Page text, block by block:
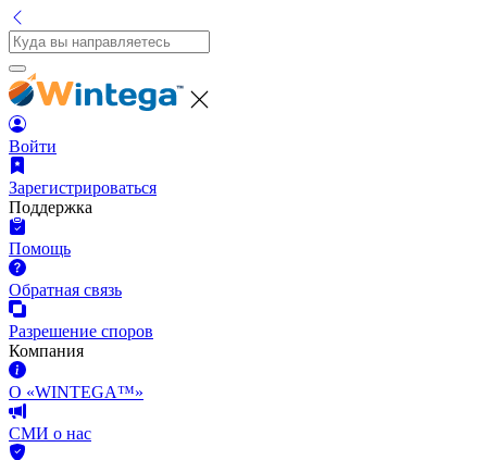
Войти
Зарегистрироваться
Поддержка
Помощь
Обратная связь
Разрешение споров
Компания
О «WINTEGA™»
СМИ о нас